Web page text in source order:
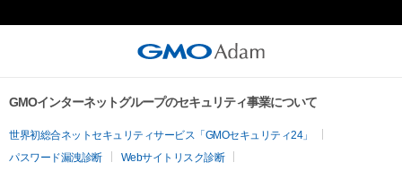
GMOインターネットグループのセキュリティ事業について
世界初総合ネットセキュリティサービス「GMOセキュリティ24」
パスワード漏洩診断
Webサイトリスク診断